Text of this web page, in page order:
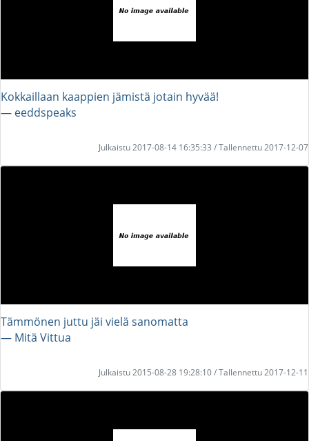
Kokkaillaan kaappien jämistä jotain hyvää!
― eeddspeaks
Julkaistu 2017-08-14 16:35:33 / Tallennettu 2017-12-07
Tämmönen juttu jäi vielä sanomatta
― Mitä Vittua
Julkaistu 2015-08-28 19:28:10 / Tallennettu 2017-12-11